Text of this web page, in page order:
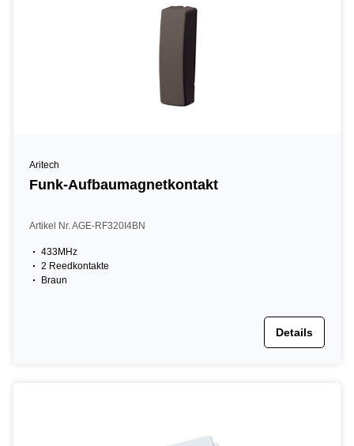
Aritech
Funk-Aufbaumagnetkontakt
Artikel Nr. AGE-RF320I4BN
433MHz
2 Reedkontakte
Braun
Details